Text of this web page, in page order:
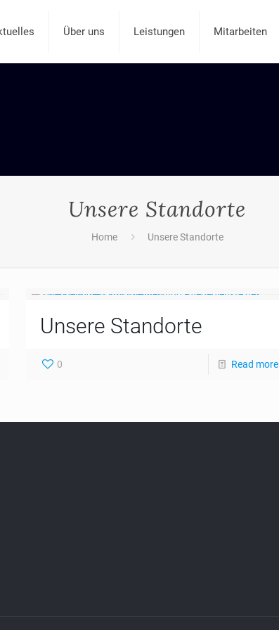
Über uns Leistungen Mitarbeiten
Unsere Standorte
Home Unsere Standorte
Unsere Standorte
0 Read more